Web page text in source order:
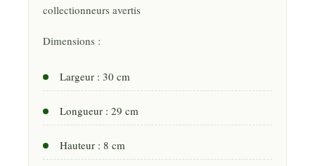
collectionneurs avertis
Dimensions :
Largeur : 30 cm
Longueur : 29 cm
Hauteur : 8 cm